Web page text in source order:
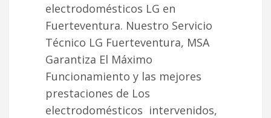
electrodomésticos LG en
Fuerteventura. Nuestro Servicio
Técnico LG Fuerteventura, MSA
Garantiza El Máximo
Funcionamiento y las mejores
prestaciones de Los
electrodomésticos intervenidos,